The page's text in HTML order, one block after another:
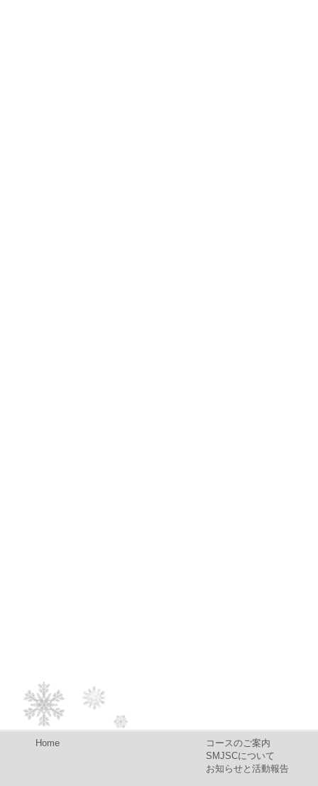
Home
コースのご案内
SMJSCについて
お知らせと活動報告